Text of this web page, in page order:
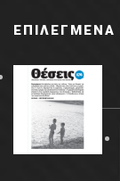
ΕΠΙΛΕΓΜΈΝΑ